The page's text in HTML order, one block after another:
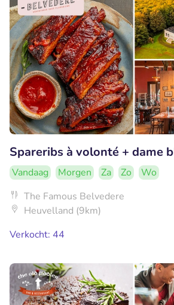
Spareribs à volonté + dame
Vandaag Morgen Za Zo
Wo
The Famous Belvedere
Heuvelland (9km)
Verkocht: 44